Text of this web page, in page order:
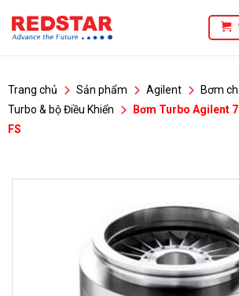
qua
Trang chủ Sản phẩm Agilent Bơm
Turbo & bộ Điều Khiển
Bơm Turbo Agilent
FS